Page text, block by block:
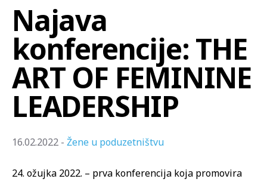
Najava
konferencije: THE
ART OF FEMININE
LEADERSHIP
16.02.2022 - Žene u poduzetništvu
24. ožujka 2022. – prva konferencija koja promovira